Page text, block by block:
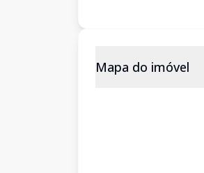
Mapa do imóvel